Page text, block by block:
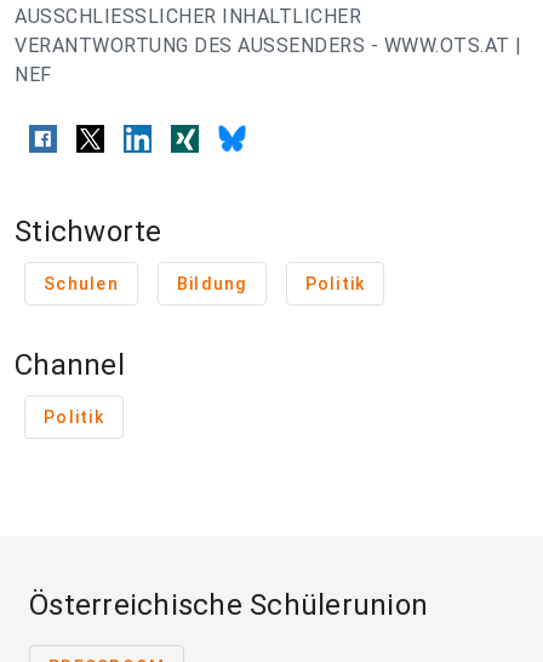
AUSSCHLIESSLICHER INHALTLICHER
VERANTWORTUNG DES AUSSENDERS - WWW.OTS.AT |
NEF
Stichworte
Schulen Bildung Politik
Channel
Politik
Österreichische Schülerunion